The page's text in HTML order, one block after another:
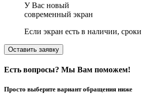
У Вас новый
современный экран
Если экран есть в наличии,
Оставить заявку
Есть вопросы? Мы Вам поможем!
Просто выберите вариант обращения ниже